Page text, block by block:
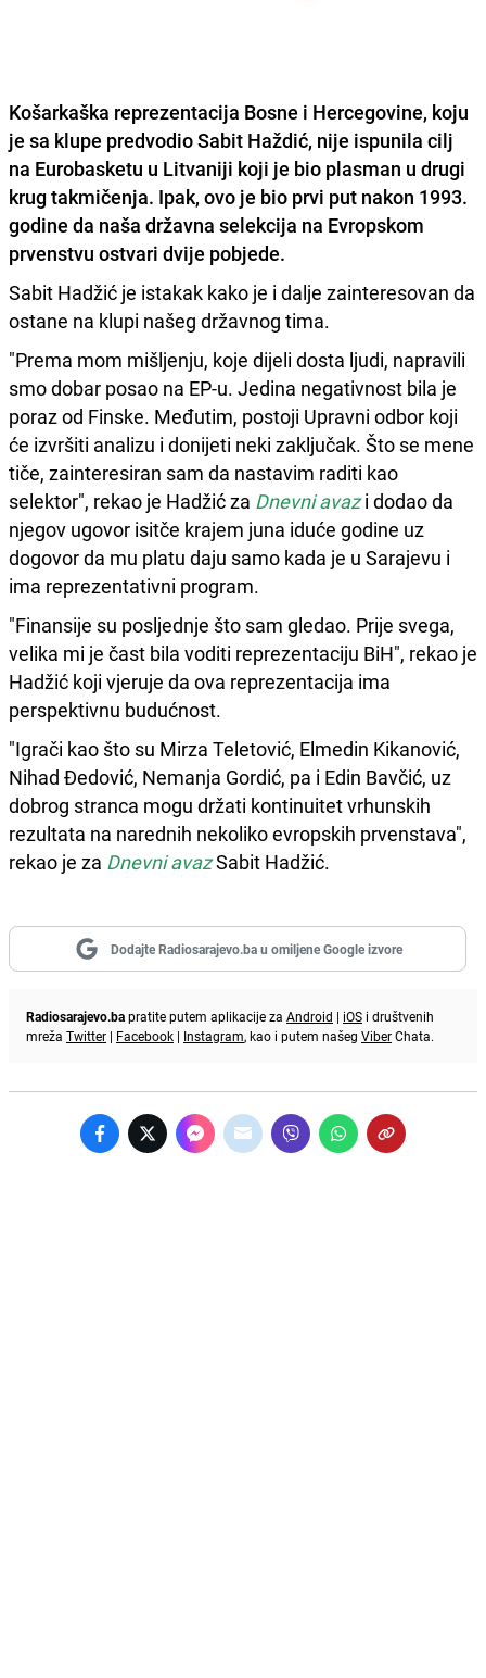
Košarkaška reprezentacija Bosne i Hercegovine, koju
je sa klupe predvodio Sabit Haždić, nije ispunila cilj
na Eurobasketu u Litvaniji koji je bio plasman u drugi
krug takmičenja. Ipak, ovo je bio prvi put nakon 1993.
godine da naša državna selekcija na Evropskom
prvenstvu ostvari dvije pobjede.
Sabit Hadžić je istakak kako je i dalje zainteresovan da
ostane na klupi našeg državnog tima.
"Prema mom mišljenju, koje dijeli dosta ljudi, napravili
smo dobar posao na EP-u. Jedina negativnost bila je
poraz od Finske. Međutim, postoji Upravni odbor koji
će izvršiti analizu i donijeti neki zaključak. Što se mene
tiče, zainteresiran sam da nastavim raditi kao
selektor", rekao je Hadžić za Dnevni avazi dodao da
njegov ugovor isitče krajem juna iduće godine uz
dogovor da mu platu daju samo kada je u Sarajevu i
ima reprezentativni program.
"Finansije su posljednje što sam gledao. Prije svega,
velika mi je čast bila voditi reprezentaciju BiH", rekao je
Hadžić koji vjeruje da ova reprezentacija ima
perspektivnu budućnost.
"Igrači kao što su Mirza Teletović, Elmedin Kikanović,
Nihad Đedović, Nemanja Gordić, pa i Edin Bavčić, uz
dobrog stranca mogu držati kontinuitet vrhunskih
rezultata na narednih nekoliko evropskih prvenstava",
rekao je za Dnevni avazSabit Hadžić.
Dodajte Radiosarajevo.ba u omiljene Google izvore
Radiosarajevo.bapratite putem aplikacije za Android | iOS i društvenih
mreža Twitter | Facebook | Instagram, kao i putem našeg ViberChata.